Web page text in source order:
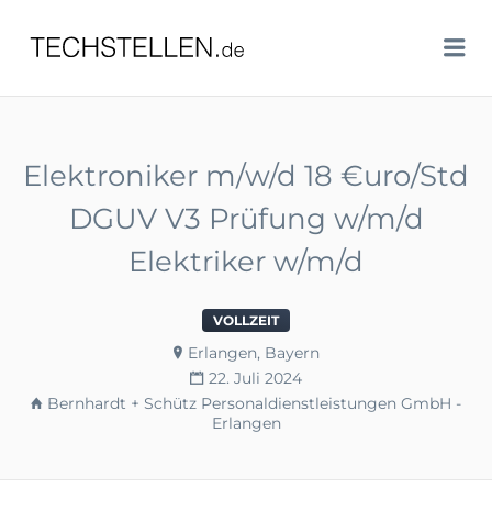
TECHSTELLEN.DE
Elektroniker m/w/d 18 €uro/Std
DGUV V3 Prüfung w/m/d
Elektriker w/m/d
VOLLZEIT
Erlangen, Bayern
22. Juli 2024
Bernhardt + Schütz Personaldienstleistungen GmbH -
Erlangen